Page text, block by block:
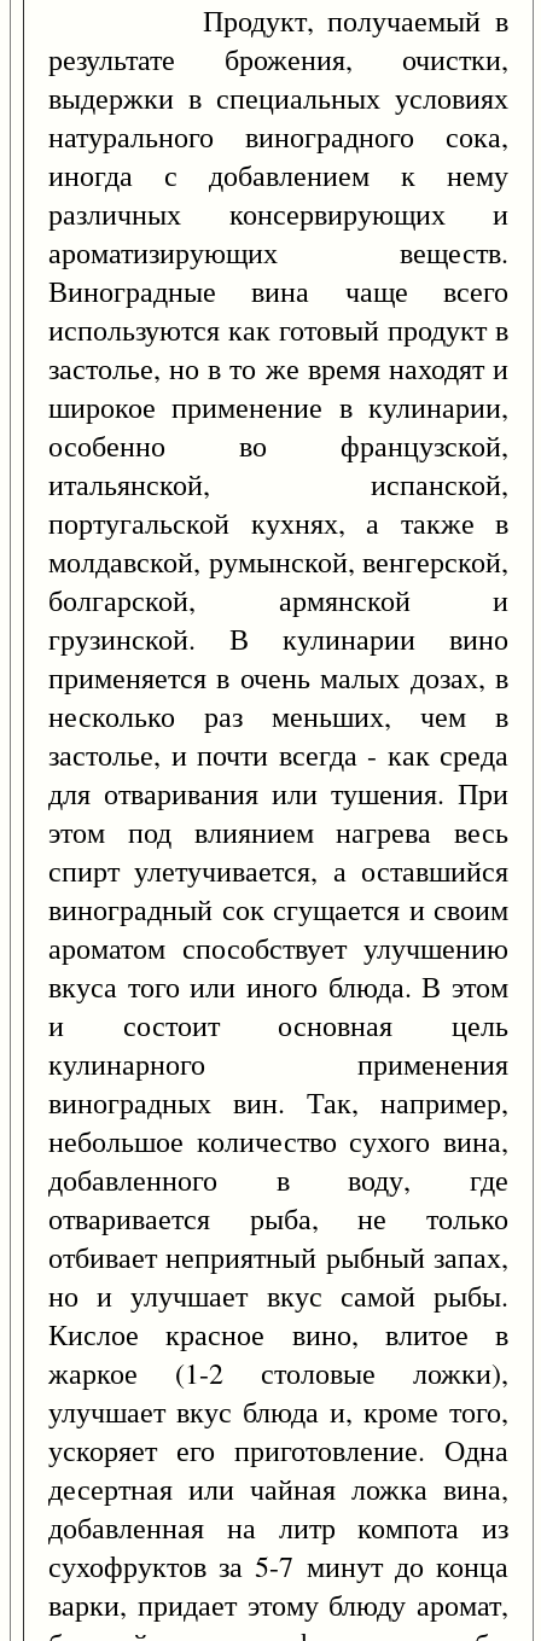
Продукт, получаемый в
результате брожения, очистки,
выдержки в специальных условиях
натурального виноградного сока,
иногда с добавлением к нему
различных консервирующих и
ароматизирующих веществ.
Виноградные вина чаще всего
используются как готовый продукт в
застолье, но в то же время находят и
широкое применение в кулинарии,
особенно во французской,
итальянской, испанской,
португальской кухнях, а также в
молдавской, румынской, венгерской,
болгарской, армянской и
грузинской. В кулинарии вино
применяется в очень малых дозах, в
несколько раз меньших, чем в
застолье, и почти всегда - как среда
для отваривания или тушения. При
этом под влиянием нагрева весь
спирт улетучивается, а оставшийся
виноградный сок сгущается и своим
ароматом способствует улучшению
вкуса того или иного блюда. В этом
и состоит основная цель
кулинарного применения
виноградных вин. Так, например,
небольшое количество сухого вина,
добавленного в воду, где
отваривается рыба, не только
отбивает неприятный рыбный запах,
но и улучшает вкус самой рыбы.
Кислое красное вино, влитое в
жаркое (1-2 столовые ложки),
улучшает вкус блюда и, кроме того,
ускоряет его приготовление. Одна
десертная или чайная ложка вина,
добавленная на литр компота из
сухофруктов за 5-7 минут до конца
варки, придает этому блюду аромат,